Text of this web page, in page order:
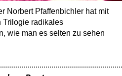
Norbert Pfaffenbichler hat mit
Trilogie radikales
wie man es selten zu sehen